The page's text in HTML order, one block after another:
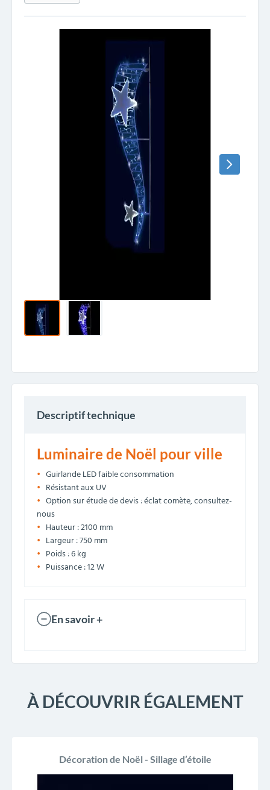
Descriptif technique
Luminaire de Noël pour ville
Guirlande LED faible consommation
Résistant aux UV
Option sur étude de devis : éclat comète, consultez-
nous
Hauteur : 2100 mm
Largeur : 750 mm
Poids : 6 kg
Puissance : 12 W
En savoir +
À DÉCOUVRIR ÉGALEMENT
Décoration de Noël - Sillage d’étoile